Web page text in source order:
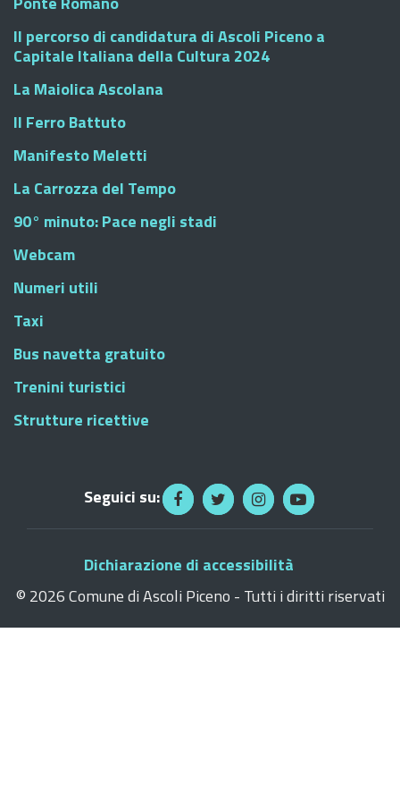
Il percorso di candidatura di Ascoli Piceno a
Capitale Italiana della Cultura 2024
La Maiolica Ascolana
Il Ferro Battuto
Manifesto Meletti
La Carrozza del Tempo
90° minuto: Pace negli stadi
Webcam
Numeri utili
Taxi
Bus navetta gratuito
Trenini turistici
Strutture ricettive
Seguici su:
Dichiarazione di accessibilità
© 2026 Comune di Ascoli Piceno - Tutti i diritti riservati